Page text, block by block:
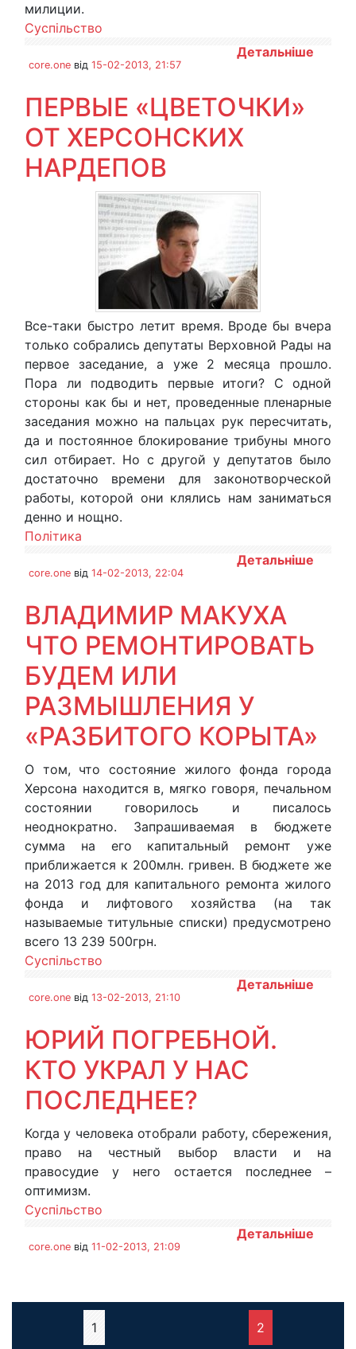
милиции.
Суспільство
Детальніше
core.one від 15-02-2013, 21:57
ПЕРВЫЕ «ЦВЕТОЧКИ»
ОТ ХЕРСОНСКИХ
НАРДЕПОВ
Все-таки быстро летит время. Вроде бы вчера
только собрались депутаты Верховной Рады на
первое заседание, а уже 2 месяца прошло.
Пора ли подводить первые итоги? С одной
стороны как бы и нет, проведенные пленарные
заседания можно на пальцах рук пересчитать,
да и постоянное блокирование трибуны много
сил отбирает. Но с другой у депутатов было
достаточно времени для законотворческой
работы, которой они клялись нам заниматься
денно и нощно.
Політика
Детальніше
core.one від 14-02-2013, 22:04
ВЛАДИМИР МАКУХА
ЧТО РЕМОНТИРОВАТЬ
БУДЕМ ИЛИ
РАЗМЫШЛЕНИЯ У
«РАЗБИТОГО КОРЫТА»
О том, что состояние жилого фонда города
Херсона находится в, мягко говоря, печальном
состоянии говорилось и писалось
неоднократно. Запрашиваемая в бюджете
сумма на его капитальный ремонт уже
приближается к 200млн. гривен. В бюджете же
на 2013 год для капитального ремонта жилого
фонда и лифтового хозяйства (на так
называемые титульные списки) предусмотрено
всего 13 239 500грн.
Суспільство
Детальніше
core.one від 13-02-2013, 21:10
ЮРИЙ ПОГРЕБНОЙ.
КТО УКРАЛ У НАС
ПОСЛЕДНЕЕ?
Когда у человека отобрали работу, сбережения,
право на честный выбор власти и на
правосудие у него остается последнее –
оптимизм.
Суспільство
Детальніше
core.one від 11-02-2013, 21:09
1 2